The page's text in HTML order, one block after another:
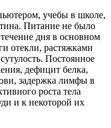
учебы в школе,
Питание не было
дня в основном
отекли, растяжками
Постоянное
дефицит белка,
задержка лимфы в
роста тела
и к некоторой их